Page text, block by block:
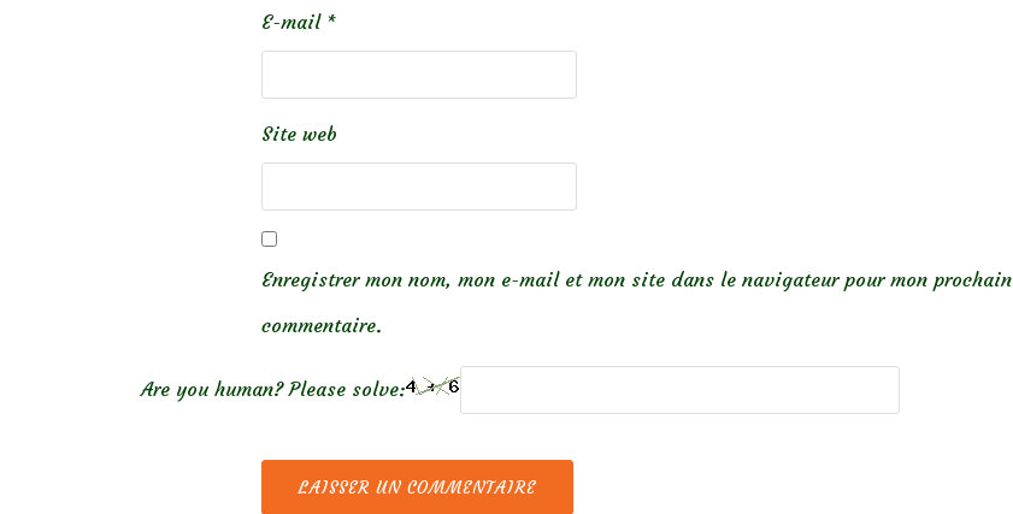
E-mail *
Site web
Enregistrer mon nom, mon e-mail et mon site dans le navigateur pour mon prochain
commentaire.
Are you human? Please solve: